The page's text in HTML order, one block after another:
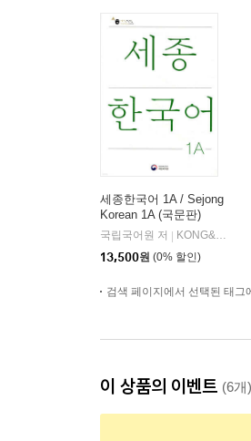
세종한국어 1A / Sejong
Korean 1A (국문판)
국립국어원 저
KONG&PARK
13,500원 (0% 할인)
검색 페이지에서 선택된 태
이 상품의 이벤트 (6개)